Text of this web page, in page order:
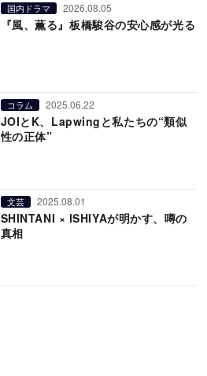
国内ドラマ 2026.08.05
『風、薫る』板橋駿谷の安心感が光る
コラム 2025.06.22
JOIとK、Lapwingと私たちの“類似
性の正体”
文芸 2025.08.01
SHINTANI × ISHIYAが明かす、噂の
真相